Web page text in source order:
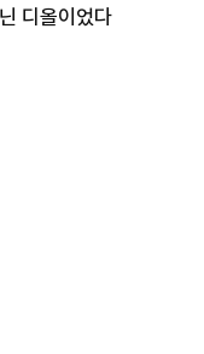
디올이었다